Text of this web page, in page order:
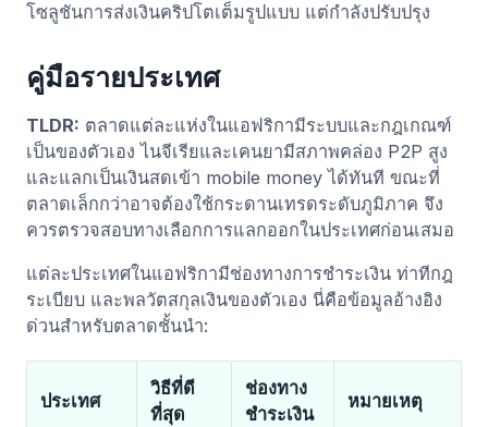
โซลูชันการส่งเงินคริปโตเต็มรูปแบบ แต่กำลังปรับปรุง
คู่มือรายประเทศ
TLDR: ตลาดแต่ละแห่งในแอฟริกามีระบบและกฎเกณฑ์
เป็นของตัวเอง ไนจีเรียและเคนยามีสภาพคล่อง P2P สูง
และแลกเป็นเงินสดเข้า mobile money ได้ทันที ขณะที่
ตลาดเล็กกว่าอาจต้องใช้กระดานเทรดระดับภูมิภาค จึง
ควรตรวจสอบทางเลือกการแลกออกในประเทศก่อนเสมอ
แต่ละประเทศในแอฟริกามีช่องทางการชำระเงิน ท่าทีกฎ
ระเบียบ และพลวัตสกุลเงินของตัวเอง นี่คือข้อมูลอ้างอิง
ด่วนสำหรับตลาดชั้นนำ:
ประเทศ
วิธีที่ดี
ที่สุด
ช่องทาง
ชำระเงิน
หมายเหตุ